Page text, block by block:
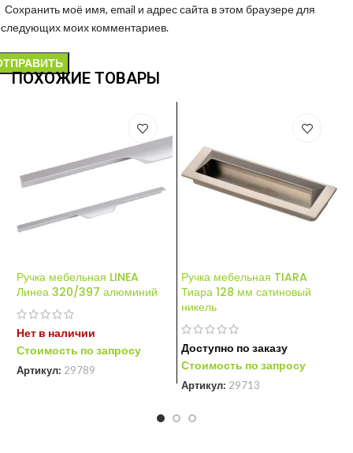
Сохранить моё имя, email и адрес сайта в этом браузере для
моих комментариев.
ПОХОЖИЕ ТОВАРЫ
Ручка мебельная LINEA
Линеа 320/397 алюминий
Нет в наличии
Стоимость по запросу
Артикул: 29789
Ручка мебельная TIARA
Тиара 128 мм сатиновый
никель
Доступно по заказу
Стоимость по запросу
Артикул: 29713